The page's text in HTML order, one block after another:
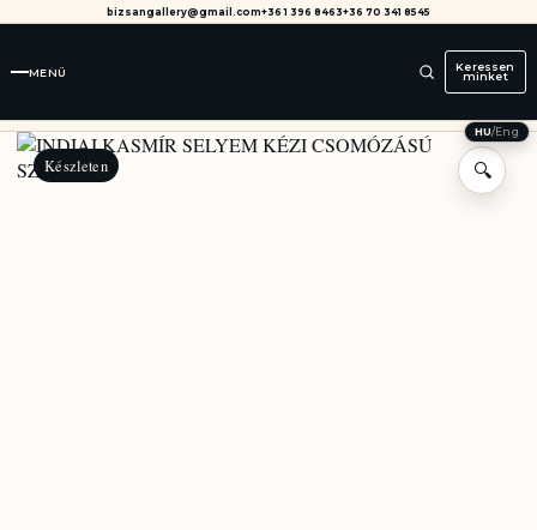
bizsangallery@gmail.com+36 1 396 8463+36 70 341 8545
MENÜ Keressen
minket
HU/Eng
Készleten 🔍